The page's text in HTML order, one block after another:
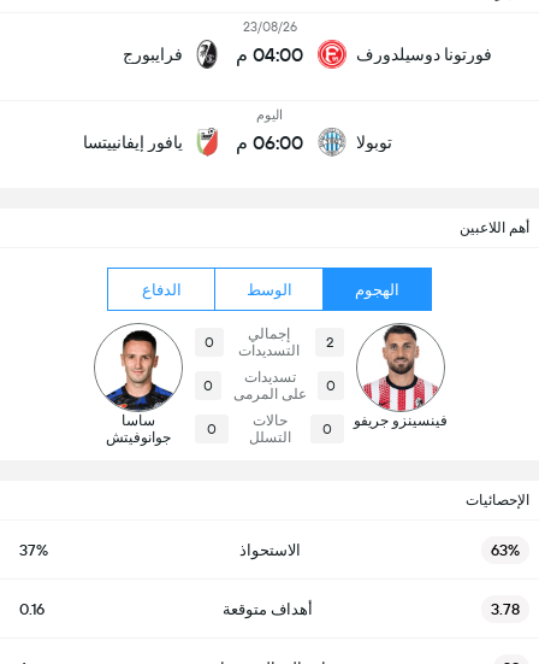
فورتونا دوسيلدورف
23/08/26
04:00 م فرايبورج
توبولا
اليوم
06:00 م يافور إيفانييتسا
أهم اللاعبين
الهجوم الوسط الدفاع
فينسينزو جريفو
2
إجمالي
التسديدات
0
0
تسديدات
على المرمى
0
0
حالات
التسلل
0
ساسا
جوانوفيتش
الإحصائيات
63% الاستحواذ 37%
3.78 أهداف متوقعة 0.16